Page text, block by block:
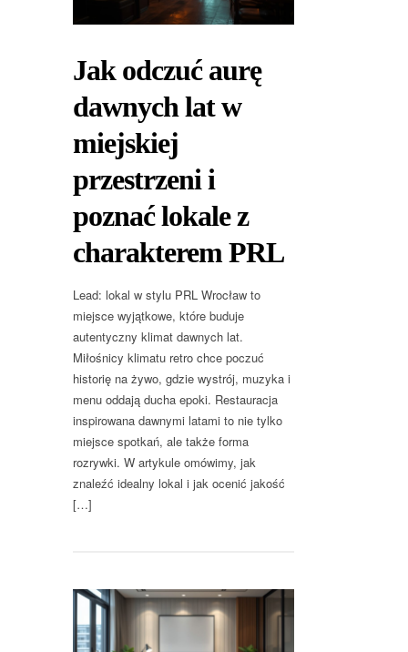
Jak odczuć aurę
dawnych lat w
miejskiej
przestrzeni i
poznać lokale z
charakterem PRL
Lead: lokal w stylu PRL Wrocław to
miejsce wyjątkowe, które buduje
autentyczny klimat dawnych lat.
Miłośnicy klimatu retro chce poczuć
historię na żywo, gdzie wystrój, muzyka i
menu oddają ducha epoki. Restauracja
inspirowana dawnymi latami to nie tylko
miejsce spotkań, ale także forma
rozrywki. W artykule omówimy, jak
znaleźć idealny lokal i jak ocenić jakość
[…]